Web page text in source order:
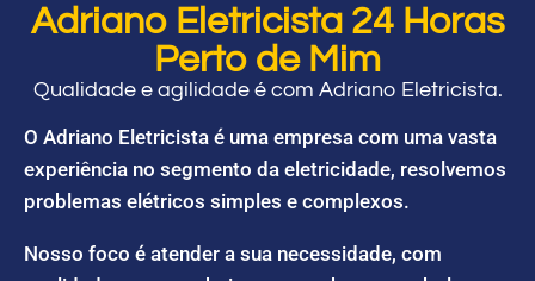
Adriano Eletricista 24 Horas
Perto de Mim
Qualidade e agilidade é com Adriano Eletricista.
O Adriano Eletricista é uma empresa com uma vasta
experiência no segmento da eletricidade, resolvemos
problemas elétricos simples e complexos.
Nosso foco é atender a sua necessidade, com